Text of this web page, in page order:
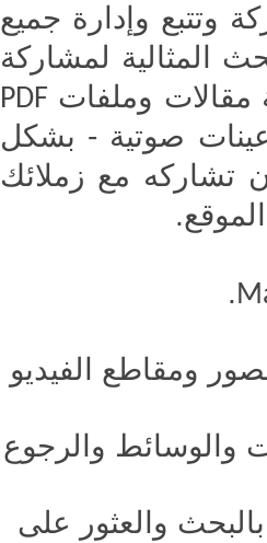
وتتبع وإدارة جميع
المثالية لمشاركة
مقالات وملفات PDF
صوتية - بشكل
مع زملائك
.
ومقاطع الفيديو
والوسائط والرجوع
والعثور على